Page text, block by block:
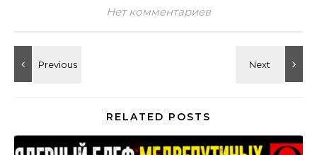
Нет комментариев
RELATED POSTS